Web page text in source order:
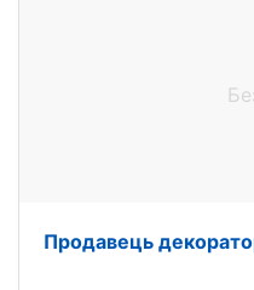
Продавець